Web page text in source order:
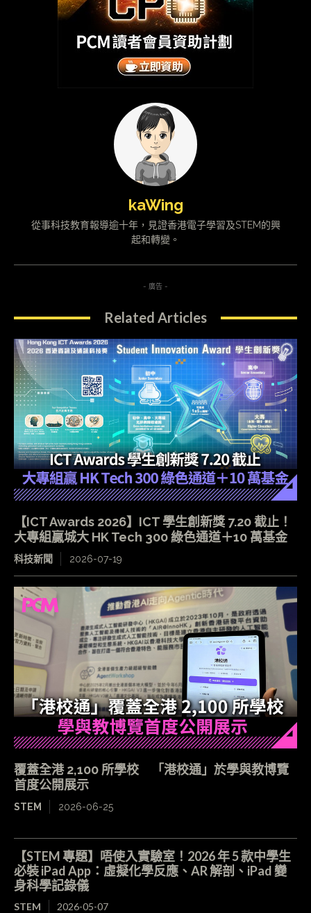
kaWing
從事科技教育報導逾十年，見證香港電子學習及STEM的興
起和轉變。
- 廣告 -
Related Articles
【ICT Awards 2026】ICT 學生創新獎 7.20 截止！
大專組贏城大 HK Tech 300 綠色通道＋10 萬基金
科技新聞 2026-07-19
覆蓋全港 2,100 所學校 「港校通」於學與教博覽
首度公開展示
STEM 2026-06-25
【STEM 專題】唔使入實驗室！2026 年 5 款中學生
必裝 iPad App：虛擬化學反應、AR 解剖、iPad 變
身科學記錄儀
STEM 2026-05-07